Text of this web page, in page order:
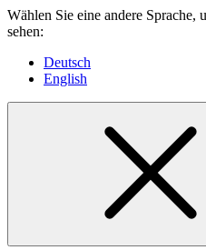
Wählen Sie eine andere Sprache,
sehen:
Deutsch
English